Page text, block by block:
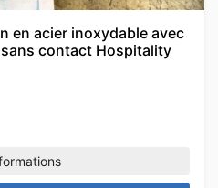
en acier inoxydable avec
contact Hospitality